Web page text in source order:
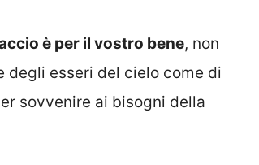
è per il vostro bene, non
esseri del cielo come di
sovvenire ai bisogni della